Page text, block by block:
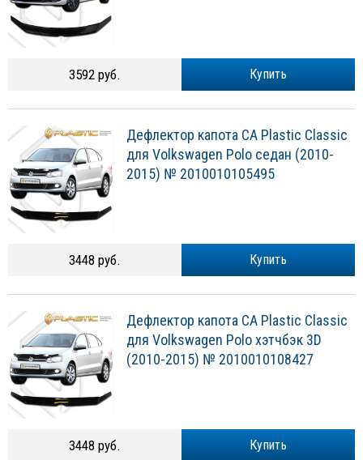
Купить
3592 руб.
Дефлектор капота CA Plastic Classic
для Volkswagen Polo седан (2010-
2015) № 2010010105495
Купить
3448 руб.
Дефлектор капота CA Plastic Classic
для Volkswagen Polo хэтчбэк 3D
(2010-2015) № 2010010108427
Купить
3448 руб.